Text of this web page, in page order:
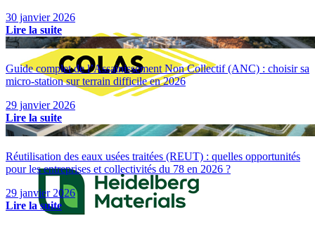
30 janvier 2026
Lire la suite
Guide complet de l’Assainissement Non Collectif (ANC) : choisir sa
micro-station sur terrain difficile en 2026
29 janvier 2026
Lire la suite
Réutilisation des eaux usées traitées (REUT) : quelles opportunités
pour les entreprises et collectivités du 78 en 2026 ?
29 janvier 2026
Lire la suite